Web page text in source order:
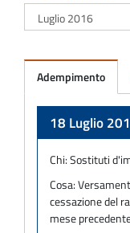
Adempimento
18 Luglio
Chi:Sostituti
Cosa:
cessazione del
mese